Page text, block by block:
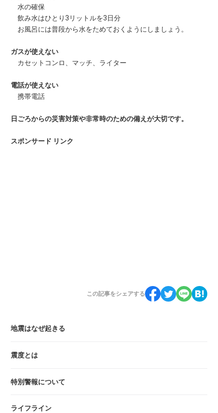
水の確保
飲み水はひとり3リットルを3日分
お風呂には普段から水をためておくようにしましょう。
ガスが使えない
カセットコンロ、マッチ、ライター
電話が使えない
携帯電話
日ごろからの災害対策や非常時のための備えが大切です。
スポンサード リンク
この記事をシェアする
地震はなぜ起きる
震度とは
特別警報について
ライフライン